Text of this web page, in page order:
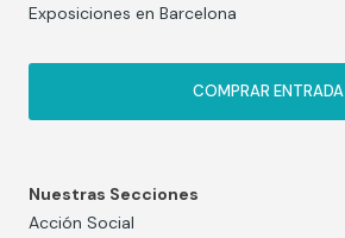
Exposiciones en Barcelona
COMPRAR ENTRADA
Nuestras Secciones
Acción Social